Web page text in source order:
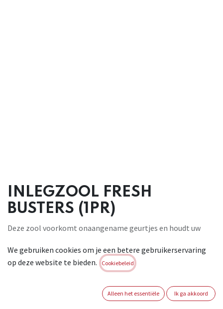
INLEGZOOL FRESH
BUSTERS (1PR)
Deze zool voorkomt onaangename geurtjes en houdt uw
fris en proper. Het speciale 3D-textiel is volledig
doorlaatbaar voor
polyester tussenlaag met actieve kool. De onderkant is
We gebruiken cookies om je een betere gebruikerservaring
op deze website te bieden.
Cookiebeleid
Alleen het essentiële Ik ga akkoord